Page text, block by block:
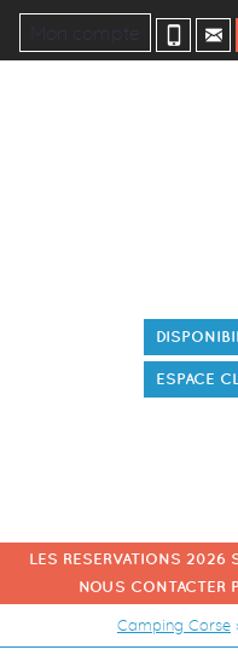
Mon compte
LES RESERVATIONS 2026
NOUS CONTACTER
ESPACE
Camping Corse